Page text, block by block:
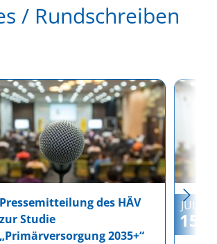
/ Rundschreiben
Pressemitteilung des HÄV
zur Studie
„Primärversorgung 2035+“
JUL
15